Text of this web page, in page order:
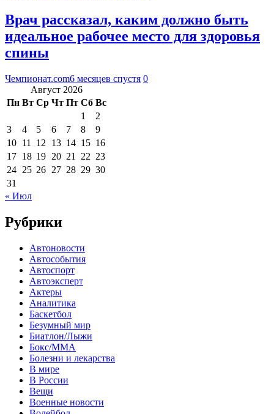
Врач рассказал, каким должно быть
идеальное рабочее место для здоровья
спины
Чемпионат.com6 месяцев спустя 0
Август 2026
Пн Вт Ср Чт Пт Сб Вс
1
2
3
4 5 6 7 8
9
10 11 12 13 14 15 16
17 18 19 20 21 22 23
24 25 26 27 28 29 30
31
« Июл
Рубрики
Автоновости
Автособытия
Автоспорт
Автоэксперт
Актеры
Аналитика
Баскетбол
Безумный мир
Биатлон/Лыжи
Бокс/MMA
Болезни и лекарства
В мире
В России
Вещи
Военные новости